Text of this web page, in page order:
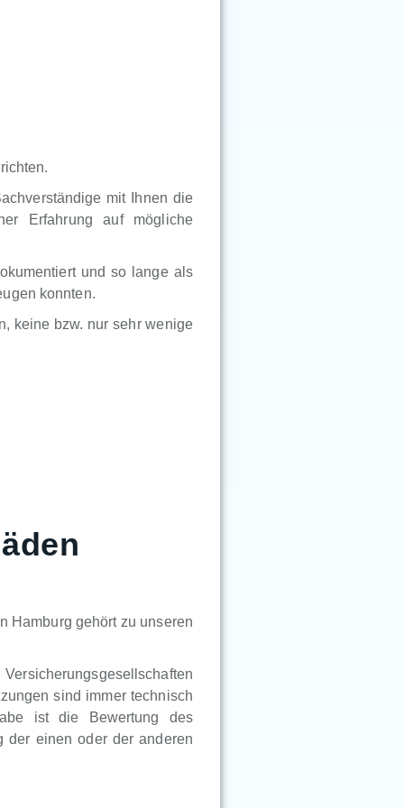
mit Ihnen die
Erfahrung auf mögliche
und so lange als
konnten.
keine bzw. nur sehr wenige
Hamburg gehört zu unseren
sind immer technisch
ist die Bewertung des
der einen oder der anderen